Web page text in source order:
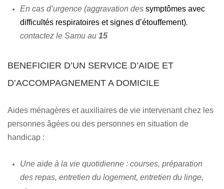
En cas d’urgence (aggravation des symptômes avec
difficultés respiratoires et signes d’étouffement),
contactez le Samu au 15
BENEFICIER D’UN SERVICE D’AIDE ET
D’ACCOMPAGNEMENT A DOMICILE
Aides ménagères et auxiliaires de vie intervenant chez les
personnes âgées ou des personnes en situation de
handicap :
Une aide à la vie quotidienne : courses, préparation
des repas, entretien du logement, entretien du linge,